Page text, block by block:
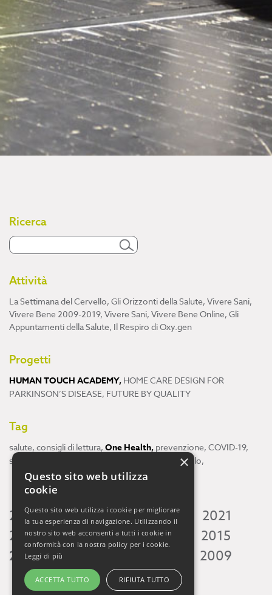
Ricerca
Attività
La Settimana del Cervello, Gli Orizzonti della Salute, Vivere Sani,
Vivere Bene 2009-2019, Vivere Sani, Vivere Bene Online, Gli
Appuntamenti della Salute, Il Respiro di Oxy.gen
Progetti
HUMAN TOUCH ACADEMY, HOME CARE DESIGN FOR
PARKINSON’S DISEASE, FUTURE BY QUALITY
Tag
salute, consigli di lettura, One Health, prevenzione, COVID-19,
scienza
cervello,
2026 2025 2024 2023 2022
2021
2020 2019 2018 2017 2016
2015
2014 2013 2009
×
Questo sito web utilizza
cookie
Questo sito web utilizza i cookie per migliorare
la tua esperienza di navigazione. Utilizzando il
nostro sito web acconsenti a tutti i cookie in
conformità con la nostra policy per i cookie.
Leggi di più
ACCETTA TUTTO RIFIUTA TUTTO